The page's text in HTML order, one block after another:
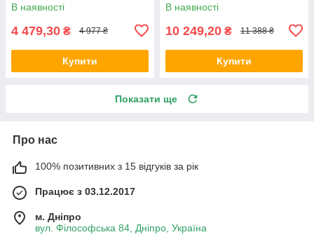
В наявності
4 479,30 ₴ 4 977 ₴
Купити
В наявності
10 249,20 ₴ 11 388 ₴
Купити
Показати ще
Про нас
100% позитивних з 15 відгуків за рік
Працює з 03.12.2017
м. Дніпро
вул. Філософська 84, Дніпро, Україна